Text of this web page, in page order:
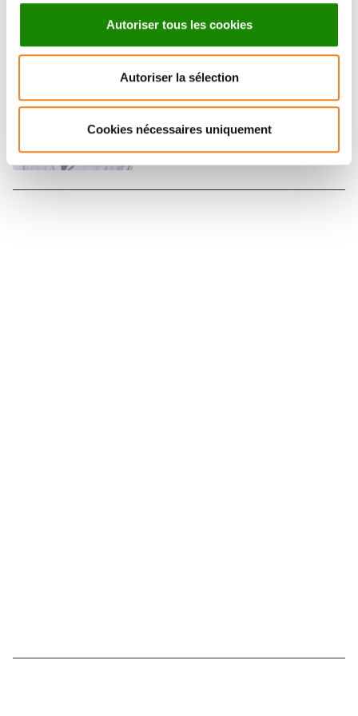
Autoriser tous les cookies
Autoriser la sélection
Cookies nécessaires uniquement
CLEMENT BONNET
Médecin
Contacter